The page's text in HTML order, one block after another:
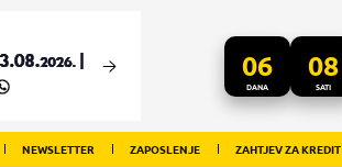
06
DANA
08
SATI
NEWSLETTER ZAPOSLENJE ZAHTJEV ZA KREDIT